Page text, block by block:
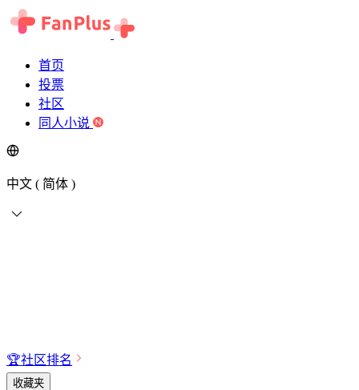
首页
投票
社区
同人小说
中文 ( 简体 )
🏆社区排名
收藏夹